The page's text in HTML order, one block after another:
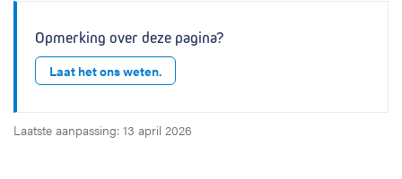
Opmerking over deze pagina?
Laat het ons weten.
Laatste aanpassing: 13 april 2026